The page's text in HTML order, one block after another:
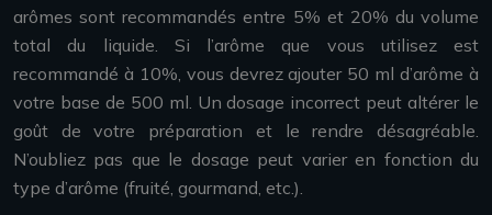
arômes sont recommandés entre 5% et 20% du volume
total du liquide. Si l’arôme que vous utilisez est
recommandé à 10%, vous devrez ajouter 50 ml d’arôme à
votre base de 500 ml. Un dosage incorrect peut altérer le
goût de votre préparation et le rendre désagréable.
N’oubliez pas que le dosage peut varier en fonction du
type d’arôme (fruité, gourmand, etc.).